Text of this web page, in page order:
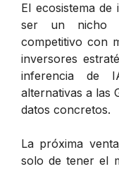
El ecosistema
ser un nicho
competitivo con
inversores
inferencia de
alternativas a las
datos concretos.
La próxima
solo de tener el